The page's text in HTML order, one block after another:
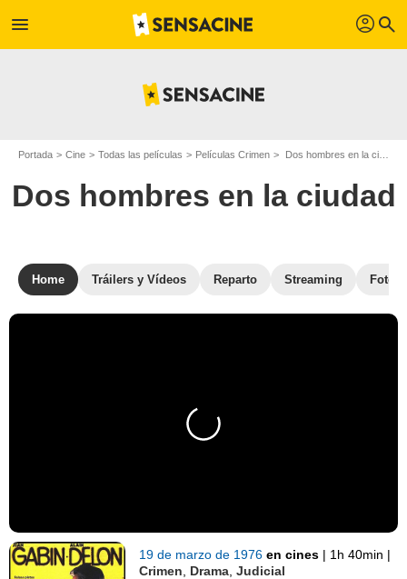
menu profil search
Portada Cine Todas las películas Películas Crimen Dos hombres en la ciudad
Dos hombres en la ciudad
Home Tráilers y Vídeos Reparto Streaming Fotos
19 de marzo de 1976en cines | 1h 40min |
Crimen
Drama ,Judicial